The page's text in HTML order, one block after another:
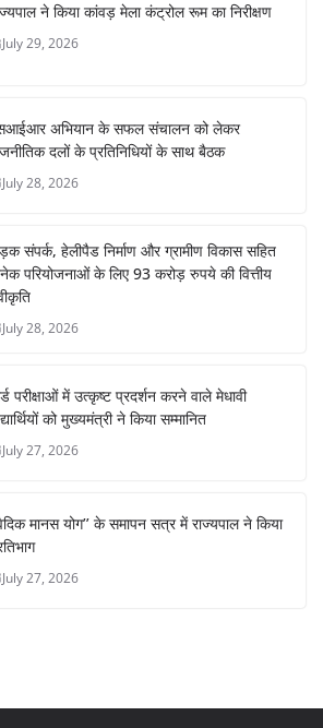
ने किया कांवड़ मेला कंट्रोल रूम का निरीक्षण
July 29, 2026
अभियान के सफल संचालन को लेकर
दलों के प्रतिनिधियों के साथ बैठक
July 28, 2026
संपर्क, हेलीपैड निर्माण और ग्रामीण विकास सहित
परियोजनाओं के लिए 93 करोड़ रुपये की वित्तीय
July 28, 2026
परीक्षाओं में उत्कृष्ट प्रदर्शन करने वाले मेधावी
को मुख्यमंत्री ने किया सम्मानित
July 27, 2026
मानस योग’’ के समापन सत्र में राज्यपाल ने किया
July 27, 2026